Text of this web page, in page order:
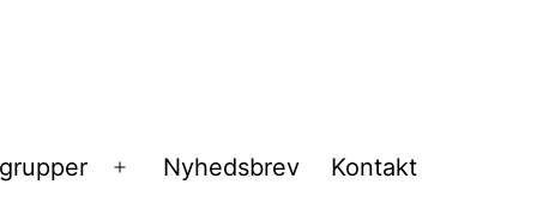
Åbn
Nyhedsbrev Kontakt